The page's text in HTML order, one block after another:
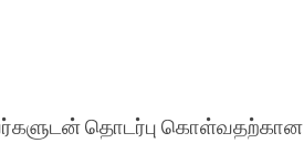
தொடர்பு கொள்வதற்கான